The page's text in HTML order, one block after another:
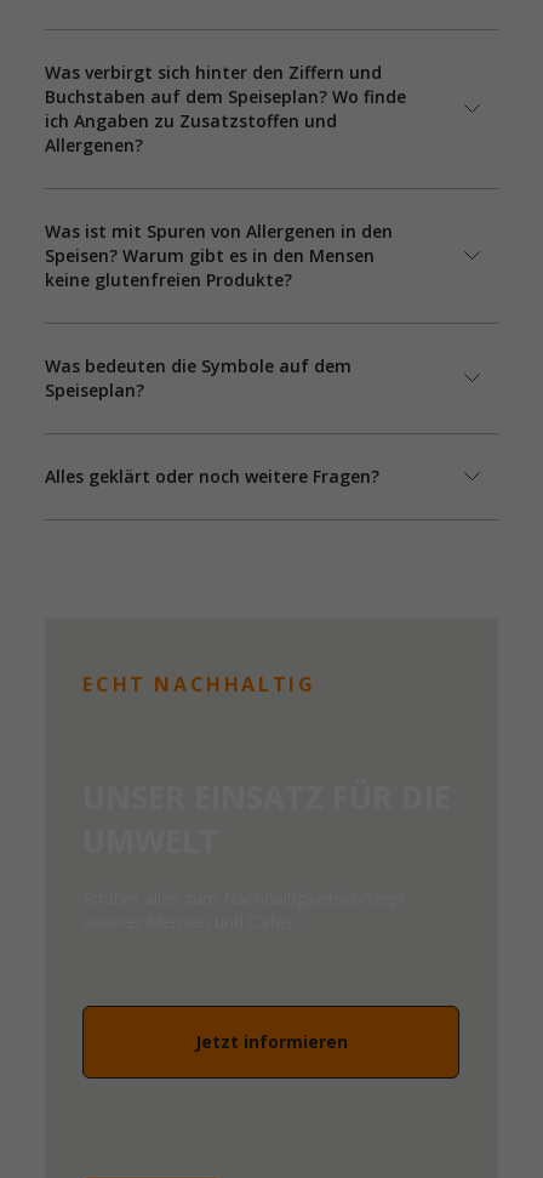
Was verbirgt sich hinter den Ziffern und
Buchstaben auf dem Speiseplan? Wo finde
ich Angaben zu Zusatzstoffen und
Allergenen?
Was ist mit Spuren von Allergenen in den
Speisen? Warum gibt es in den Mensen
keine glutenfreien Produkte?
Was bedeuten die Symbole auf dem
Speiseplan?
Alles geklärt oder noch weitere Fragen?
ECHT NACHHALTIG
Jetzt informieren